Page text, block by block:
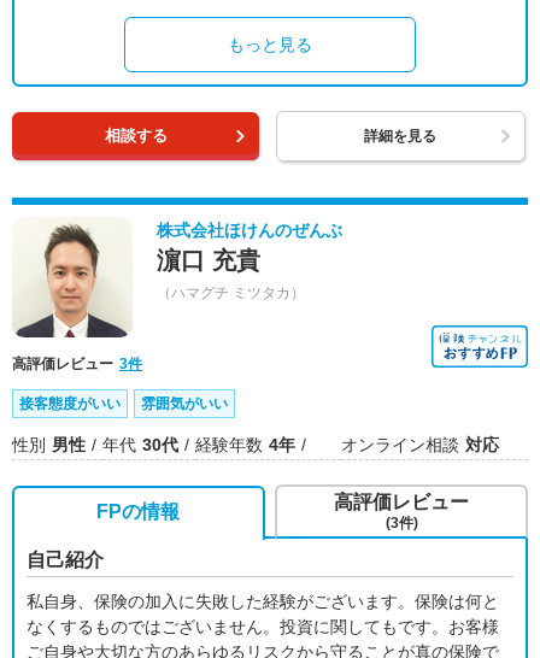
もっと見る
相談する 詳細を見る
株式会社ほけんのぜんぶ
濵口 充貴
（ハマグチ ミツタカ）
高評価レビュー 3件
接客態度がいい 雰囲気がいい
性別 男性 年代 30代 経験年数 4年 オンライン相談 対応
FPの情報
自己紹介
私自身、保険の加入に失敗した経験がございます。保険は何と
なくするものではございません。投資に関してもです。お客様
ご自身や大切な方のあらゆるリスクから守ることが真の保険で
高評価レビュー
(3件)